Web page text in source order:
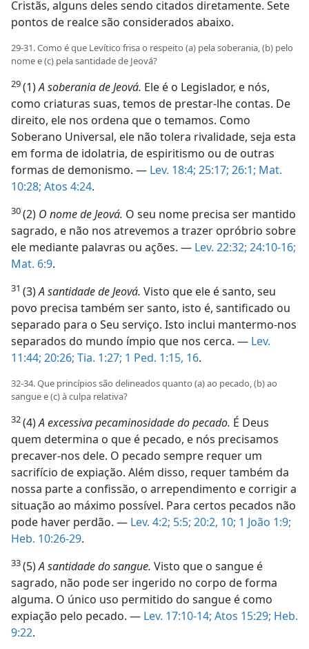
Cristãs, alguns deles sendo citados diretamente. Sete
pontos de realce são considerados abaixo.
29-31. Como é que Levítico frisa o respeito (a) pela soberania, (b) pelo
nome e (c) pela santidade de Jeová?
29(1)A soberania de Jeová. Ele é o Legislador, e nós,
como criaturas suas, temos de prestar-lhe contas. De
direito, ele nos ordena que o temamos. Como
Soberano Universal, ele não tolera rivalidade, seja esta
em forma de idolatria, de espiritismo ou de outras
formas de demonismo. — Lev. 18:4; 25:17; 26:1; Mat.
10:28; Atos 4:24.
30(2) O nome de Jeová. O seu nome precisa ser mantido
sagrado, e não nos atrevemos a trazer opróbrio sobre
ele mediante palavras ou ações. — Lev. 22:32; 24:10-16;
Mat. 6:9.
31 (3)A santidade de Jeová. Visto que ele é santo, seu
povo precisa também ser santo, isto é, santificado ou
separado para o Seu serviço. Isto inclui mantermo-nos
separados do mundo ímpio que nos cerca. — Lev.
11:44; 20:26; Tia. 1:27; 1 Ped. 1:15, 16.
32-34. Que princípios são delineados quanto (a) ao pecado, (b) ao
sangue e (c) à culpa relativa?
32(4)A excessiva pecaminosidade do pecado. É Deus
quem determina o que é pecado, e nós precisamos
precaver-nos dele. O pecado sempre requer um
sacrifício de expiação. Além disso, requer também da
nossa parte a confissão, o arrependimento e corrigir a
situação ao máximo possível. Para certos pecados não
pode haver perdão. — Lev. 4:2; 5:5; 20:2, 10; 1 João 1:9;
Heb. 10:26-29.
33(5)A santidade do sangue. Visto que o sangue é
sagrado, não pode ser ingerido no corpo de forma
alguma. O único uso permitido do sangue é como
expiação pelo pecado. — Lev. 17:10-14; Atos 15:29; Heb.
9:22.